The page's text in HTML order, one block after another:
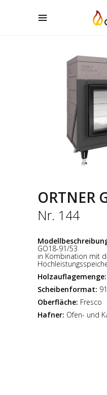
ORTNER
Nr. 144
GO18-91/53
in Kombination mit
Holzauflagemenge:
Scheibenformat:
Oberfläche: Fresco
Hafner: Ofen- und